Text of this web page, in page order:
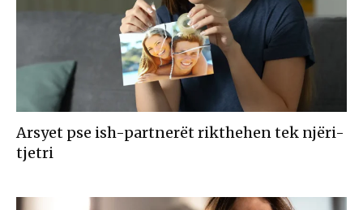
Arsyet pse ish-partnerët rikthehen tek njëri-
tjetri